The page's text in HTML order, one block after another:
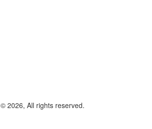
© 2026, All rights reserved.